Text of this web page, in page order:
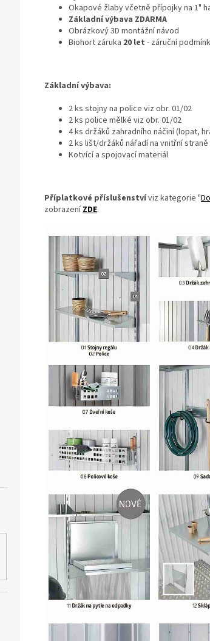
Okapové žlaby včetně přípojky na 1"
Základní výbava ZDARMA
Obrázkový 3D montážní návod
Biohort záruka 20 let - záruční
Základní výbava:
2 ks stojny na police viz obr. 01/02
2 ks police mělké viz obr. 01/02
4 ks držáků zahradního náčiní (lopat,
2 ks lišt/držáků nářadí na vnitřní
Kotvící a spojovací materiál
Příplatkové příslušenstvíviz kategorie "
zobrazeníZDE.